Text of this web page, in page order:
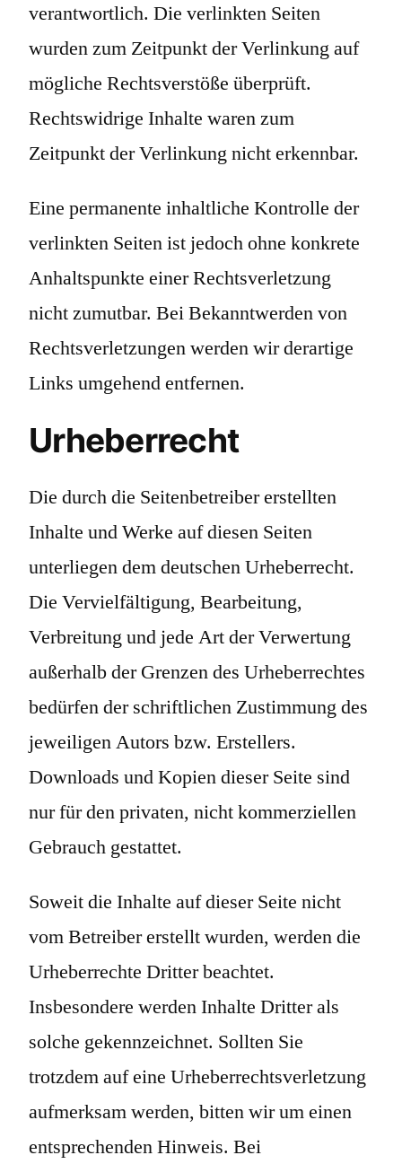
verantwortlich. Die verlinkten Seiten
wurden zum Zeitpunkt der Verlinkung auf
mögliche Rechtsverstöße überprüft.
Rechtswidrige Inhalte waren zum
Zeitpunkt der Verlinkung nicht erkennbar.
Eine permanente inhaltliche Kontrolle der
verlinkten Seiten ist jedoch ohne konkrete
Anhaltspunkte einer Rechtsverletzung
nicht zumutbar. Bei Bekanntwerden von
Rechtsverletzungen werden wir derartige
Links umgehend entfernen.
Urheberrecht
Die durch die Seitenbetreiber erstellten
Inhalte und Werke auf diesen Seiten
unterliegen dem deutschen Urheberrecht.
Die Vervielfältigung, Bearbeitung,
Verbreitung und jede Art der Verwertung
außerhalb der Grenzen des Urheberrechtes
bedürfen der schriftlichen Zustimmung des
jeweiligen Autors bzw. Erstellers.
Downloads und Kopien dieser Seite sind
nur für den privaten, nicht kommerziellen
Gebrauch gestattet.
Soweit die Inhalte auf dieser Seite nicht
vom Betreiber erstellt wurden, werden die
Urheberrechte Dritter beachtet.
Insbesondere werden Inhalte Dritter als
solche gekennzeichnet. Sollten Sie
trotzdem auf eine Urheberrechtsverletzung
aufmerksam werden, bitten wir um einen
entsprechenden Hinweis. Bei